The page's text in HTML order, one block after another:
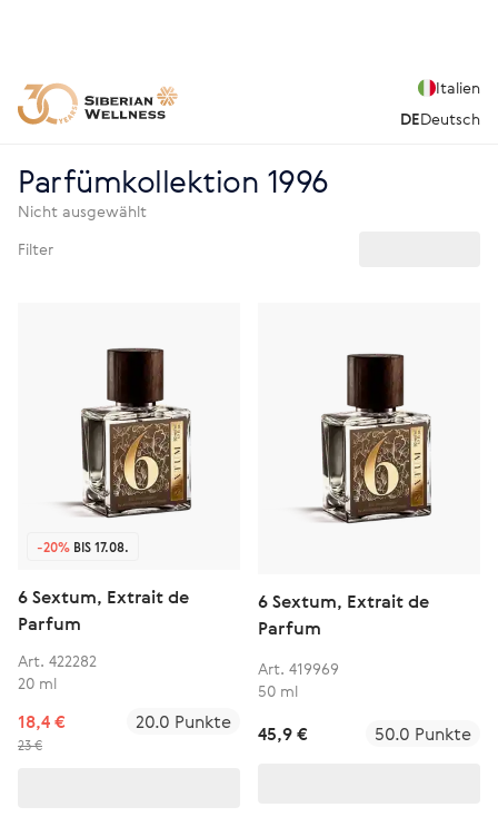
Italien
DEDeutsch
Parfümkollektion 1996
Nicht ausgewählt
Filter
-20% BIS 17.08.
6 Sextum, Extrait de
Parfum
Art. 422282
20 ml
18,4 €
23 €
20.0 Punkte
6 Sextum, Extrait de
Parfum
Art. 419969
50 ml
45,9 € 50.0 Punkte